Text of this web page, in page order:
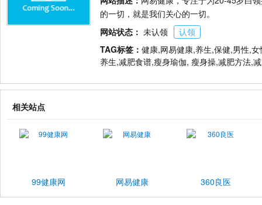
的一切，就是我们关心的一切。
网站状态： 未认领
认领
TAG标签： 健康,网易健康,养生,保健,男性,
养生,减肥食谱,瘦身瑜伽, 瘦身操,减肥方法,
相关站点
99健康网 网易健康 360良医